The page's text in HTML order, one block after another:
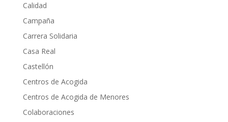
Calidad
Campaña
Carrera Solidaria
Casa Real
Castellón
Centros de Acogida
Centros de Acogida de Menores
Colaboraciones